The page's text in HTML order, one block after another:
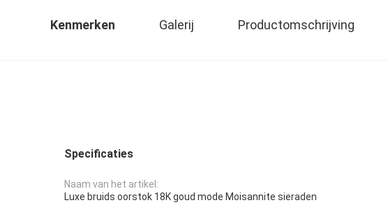
Kenmerken Galerij Productomschrijving
Specificaties
Naam van het artikel:
Luxe bruids oorstok 18K goud mode Moisannite sieraden